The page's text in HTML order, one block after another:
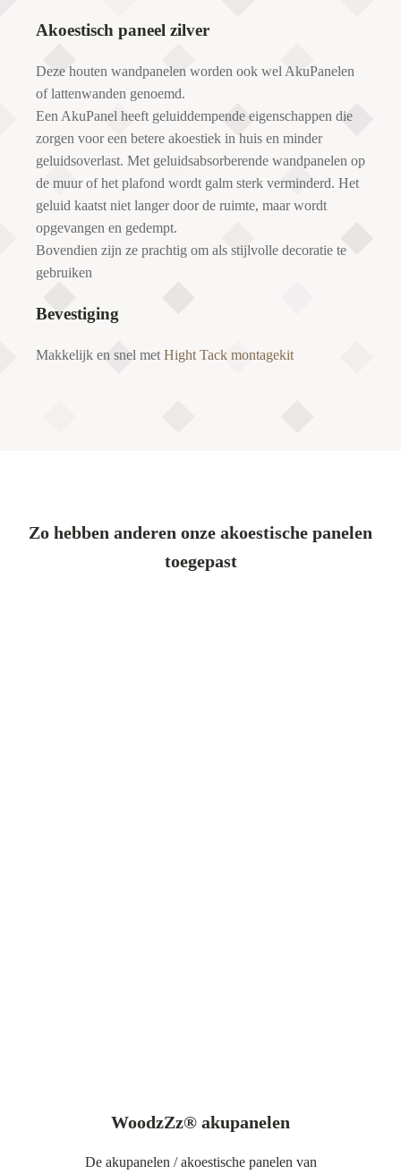
Akoestisch paneel zilver
Deze houten wandpanelen worden ook wel AkuPanelen
of lattenwanden genoemd.
Een AkuPanel heeft geluiddempende eigenschappen die
zorgen voor een betere akoestiek in huis en minder
geluidsoverlast. Met geluidsabsorberende wandpanelen op
de muur of het plafond wordt galm sterk verminderd. Het
geluid kaatst niet langer door de ruimte, maar wordt
opgevangen en gedempt.
Bovendien zijn ze prachtig om als stijlvolle decoratie te
gebruiken
Bevestiging
Makkelijk en snel met Hight Tack montagekit
Zo hebben anderen onze akoestische panelen
toegepast
WoodzZz® akupanelen
De akupanelen / akoestische panelen van